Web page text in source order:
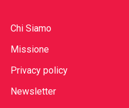
Chi Siamo
Missione
Privacy policy
Newsletter